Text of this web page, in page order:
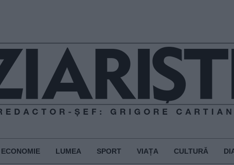
ECONOMIE LUMEA SPORT VIAȚA CULTURĂ